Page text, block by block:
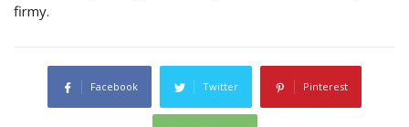
firmy.
Facebook Twitter Pinterest